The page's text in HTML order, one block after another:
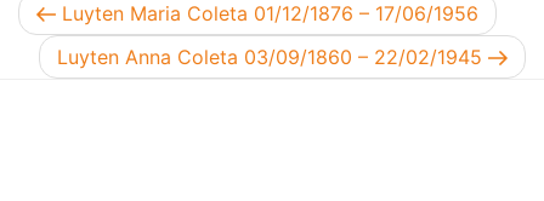
Berichtnavigatie
Vorig bericht
Luyten Maria Coleta 01/12/1876 – 17/06/1956
Volgend bericht
Luyten Anna Coleta 03/09/1860 – 22/02/1945